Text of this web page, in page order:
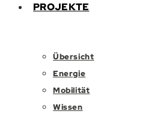
PROJEKTE
Übersicht
Energie
Mobilität
Wissen